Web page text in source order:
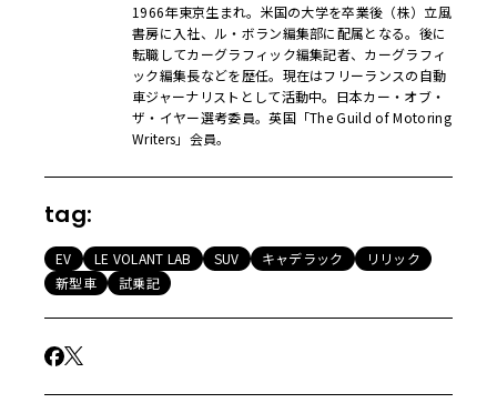
1966年東京生まれ。米国の大学を卒業後（株）立風
書房に入社、ル・ボラン編集部に配属となる。後に
転職してカーグラフィック編集記者、カーグラフィ
ック編集長などを歴任。現在はフリーランスの自動
車ジャーナリストとして活動中。日本カー・オブ・
ザ・イヤー選考委員。英国「The Guild of Motoring
Writers」会員。
tag:
EV LE VOLANT LAB SUV キャデラック
リリック
新型車
試乗記